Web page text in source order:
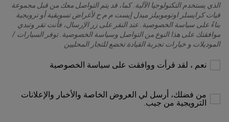
الذي يستخدم التكنولوجيا الآلية. كما، قد يتم التواصل معك من قبل مجموعة
فيات كرايسلر اوتوموبيلز ميدل إيست م م ح لأغراض تسويقية أو ترويجية
بناءً على سياسة الخصوصية. عند النقر على زر الإرسال، فأنت تقر وتبدي
موافقتك على هذا النوع من التواصل وسياسة الخصوصية. توفر السيارات /
الموديلات و خيارات تجربة القيادة تخضع للتجار المحليين
نعم ، لقد قرأت ووافقت على سياسة الخصوصية
من فضلك، أرسل لي العروض الخاصة والأخبار والإعلانات
الترويجية من جيب.